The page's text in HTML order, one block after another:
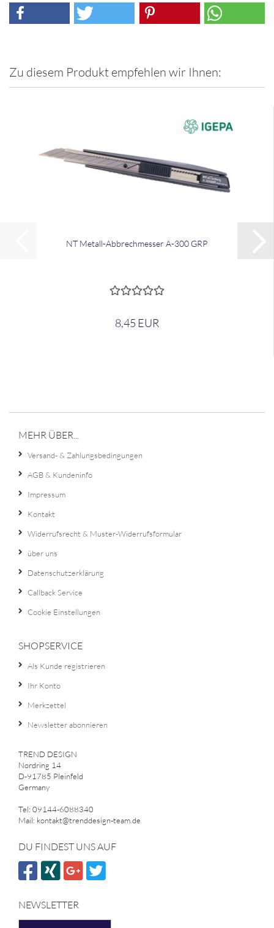
Zu diesem Produkt empfehlen wir Ihnen:
NT Metall-​​Ab­brech­mes­ser A-300 GRP
8,45 EUR
MEHR ÜBER...
Versand- & Zahlungsbedingungen
AGB & Kundeninfo
Impressum
Kontakt
Widerrufsrecht & Muster-Widerrufsformular
über uns
Datenschutzerklärung
Callback Service
Cookie Einstellungen
SHOPSERVICE
Als Kunde registrieren
Ihr Konto
Merkzettel
Newsletter abonnieren
TREND DESIGN
Nordring 14
D-91785 Pleinfeld
Germany
Tel: 09144-6088340
Mail: kontakt@trenddesign-team.de
DU FINDEST UNS AUF
NEWSLETTER